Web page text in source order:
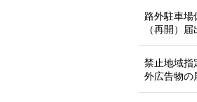
路外駐車場
（再開）
禁止地域指
外広告物の